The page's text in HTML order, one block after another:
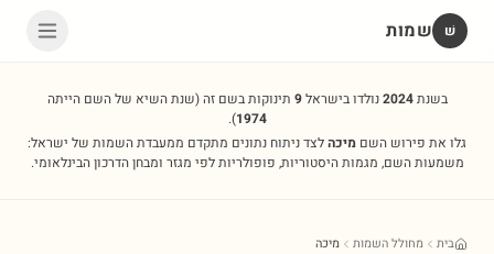
שׁ שמות
בשנת2024נולדו בישראל9 תינוקות בשם זה(שנת השיא של השם הייתה
1974
).
גלו את פירוש השם מיכהלצד ניתוח נתונים מתקדם ממעבדת השמות של ישראל:
משמעות השם, מגמות היסטוריות, פופולריות לפי מגזר ומבחן הדרכון הבינלאומי.
בית מחולל השמות מיכה